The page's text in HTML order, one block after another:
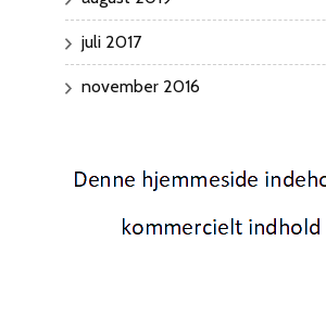
juli 2017
november 2016